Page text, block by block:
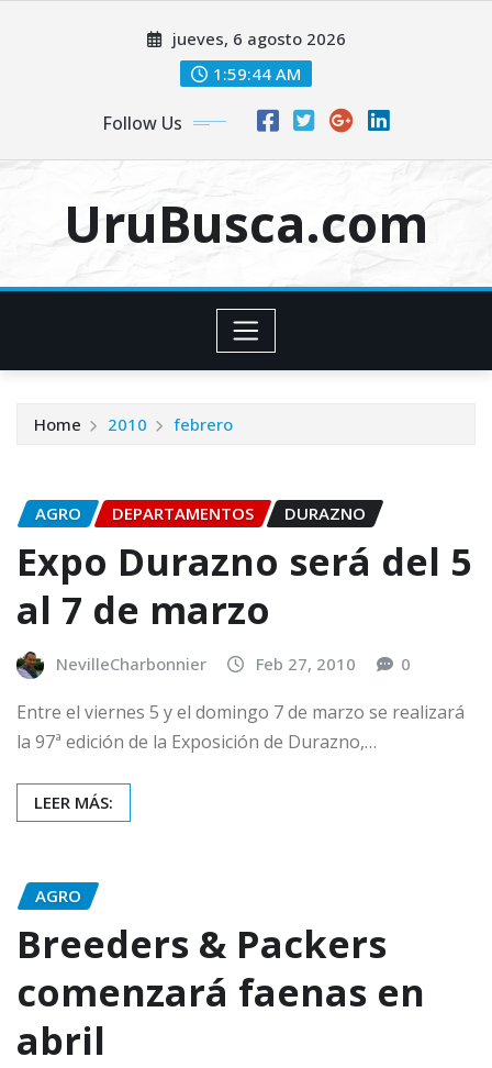
jueves, 6 agosto 2026
1:59:45 AM
Follow Us
UruBusca.com
Home 2010 febrero
AGRO DEPARTAMENTOS DURAZNO
Expo Durazno será del 5
al 7 de marzo
NevilleCharbonnier Feb 27, 2010 0
Entre el viernes 5 y el domingo 7 de marzo se realizará
la 97ª edición de la Exposición de Durazno,…
LEER MÁS:
AGRO
Breeders & Packers
comenzará faenas en
abril